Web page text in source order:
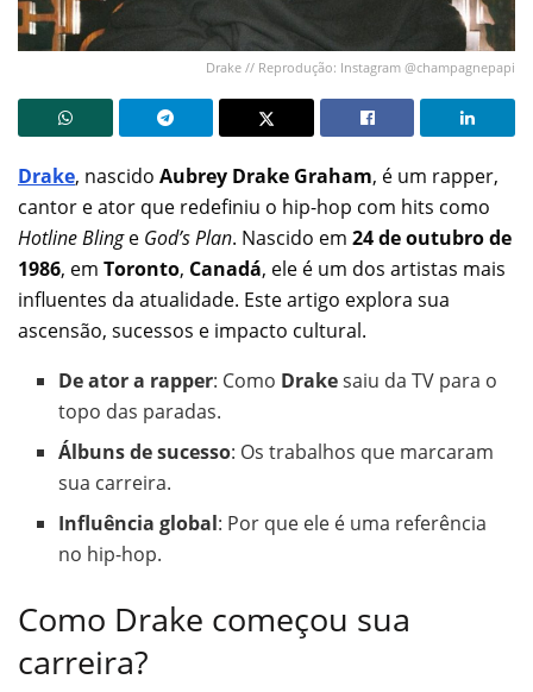
Drake // Reprodução: Instagram @champagnepapi
Drake, nascido Aubrey Drake Graham, é um rapper,
cantor e ator que redefiniu o hip-hop com hits como
Hotline Blinge God’s Plan. Nascido em 24 de outubro de
1986, em Toronto, Canadá, ele é um dos artistas mais
influentes da atualidade. Este artigo explora sua
ascensão, sucessos e impacto cultural.
De ator a rapper: Como Drakesaiu da TV para o
topo das paradas.
Álbuns de sucesso: Os trabalhos que marcaram
sua carreira.
Influência global: Por que ele é uma referência
no hip-hop.
Como Drake começou sua
carreira?